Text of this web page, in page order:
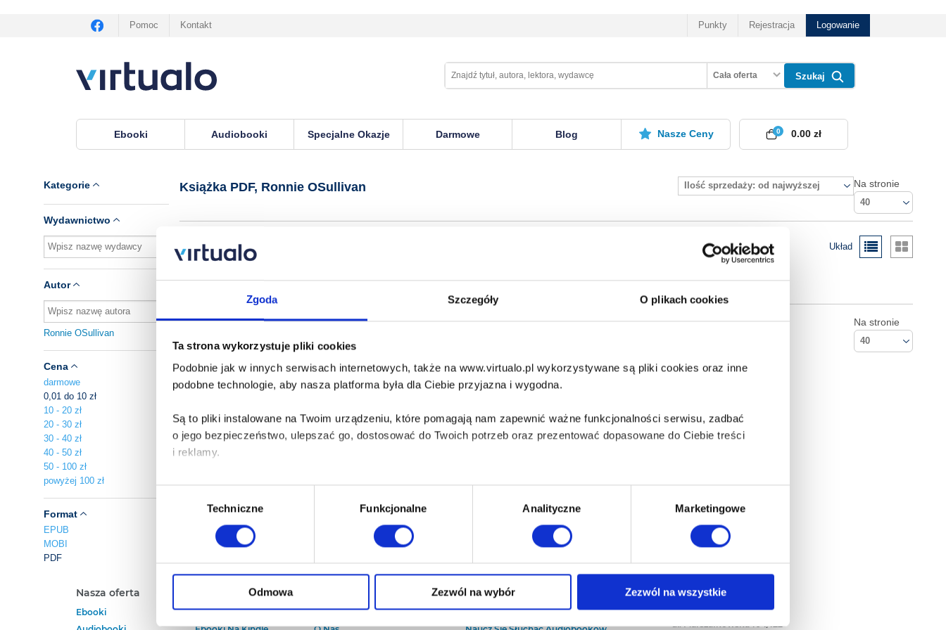
Zgoda Szczegóły O plikach cookies
Ta strona wykorzystuje pliki cookies
Podobnie jak w innych serwisach internetowych, także na www.virtualo.pl wykorzystywane są pliki cookies oraz inne
podobne technologie, aby nasza platforma była dla Ciebie przyjazna i wygodna.
Są to pliki instalowane na Twoim urządzeniu, które pomagają nam zapewnić ważne funkcjonalności serwisu, zadbać
o jego bezpieczeństwo, ulepszać go, dostosować do Twoich potrzeb oraz prezentować dopasowane do Ciebie treści
i reklamy.
Poza plikami, które są nam niezbędne do prawidłowego i bezpiecznego działania serwisu - są także takie, które wymagają
Twojej zgody.
Każda udzielona zgoda poprawi Twoje doświadczenia jeśli jesteś naszym Użytkownikiem.
Techniczne Funkcjonalne Analityczne Marketingowe
Odmowa Zezwól na wybór Zezwól na wszystkie
Pomoc Kontakt Punkty Rejestracja Logowanie
Cała oferta Szukaj
Ebooki Audiobooki Specjalne Okazje Darmowe Blog Nasze Ceny 0
0.00 zł
Kategorie
Wydawnictwo
Autor
Ronnie OSullivan
Cena
darmowe
0,01 do 10 zł
10 - 20 zł
20 - 30 zł
30 - 40 zł
40 - 50 zł
50 - 100 zł
powyżej 100 zł
Format
EPUB
MOBI
PDF
Książka PDF, Ronnie OSullivan Ilość sprzedaży: od najwyższej Na stronie
40
Układ
Brak pozycji.
Na stronie
40
Nasza oferta
Ebooki
Polecamy
Darmowe Ebooki
Kontakt
Baza wiedzy
Który Format Ebooka Wybrać?
Kontakt
Empik S.A
ul. Marszałkowska 104/122